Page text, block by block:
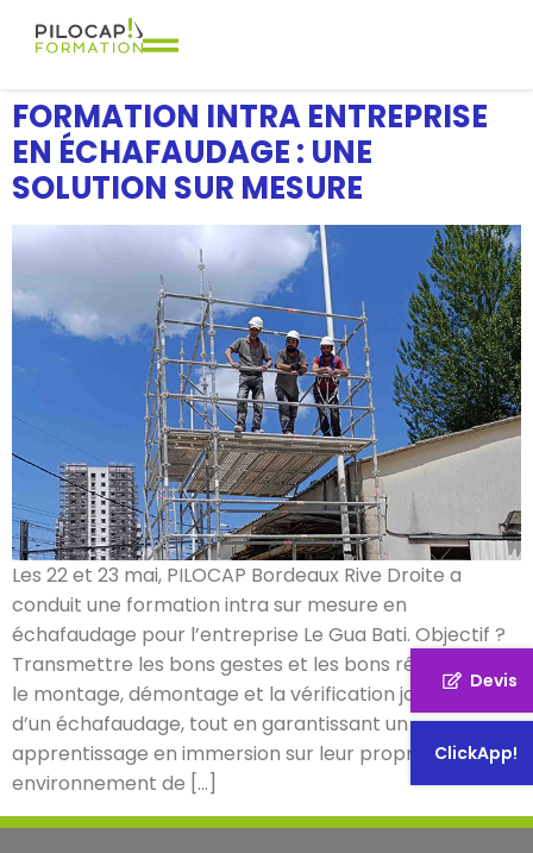
Devis
ClickApp!
FORMATION INTRA ENTREPRISE
EN ÉCHAFAUDAGE : UNE
SOLUTION SUR MESURE
Les 22 et 23 mai, PILOCAP Bordeaux Rive Droite a
conduit une formation intra sur mesure en
échafaudage pour l’entreprise Le Gua Bati. Objectif ?
Transmettre les bons gestes et les bons réflexes pour
le montage, démontage et la vérification journalière
d’un échafaudage, tout en garantissant un
apprentissage en immersion sur leur propre
environnement de […]